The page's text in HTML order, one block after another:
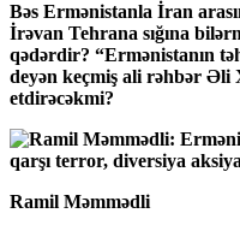
Bəs Ermənistanla İran
İrəvan Tehrana sığına
qədərdir? “Ermənistanın
deyən keçmiş ali rəhbər Əli
etdirəcəkmi?
Ramil Məmmədli